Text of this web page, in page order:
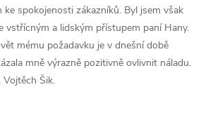
ke spokojenosti zákazníků. Byl jsem však
vstřícným a lidským přístupem paní Hany.
mému požadavku je v dnešní době
mně výrazně pozitivně ovlivnit náladu.
Vojtěch Šik.